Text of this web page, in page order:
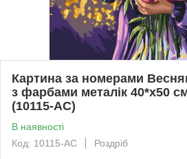
Картина за номерами
з фарбами металік 40*х50
(10115-AC)
В наявності
Код: 10115-AC
Роздріб